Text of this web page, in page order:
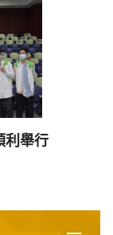
利舉行